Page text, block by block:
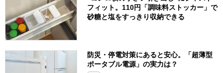
フィット。110円「調味料ストッカー」で
砂糖と塩をすっきり収納できる
防災・停電対策にあると安心。「超薄型
ポータブル電源」の実力は？​